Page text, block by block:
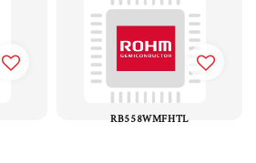
RB558WMFHTL